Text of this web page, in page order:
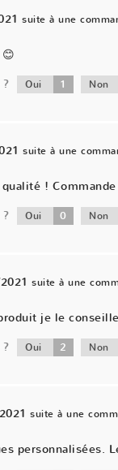
suite à une
Oui 1 Non
suite à une
!
Oui 0 Non
suite à une
je le
Oui 2 Non
suite à une
personnalisées.